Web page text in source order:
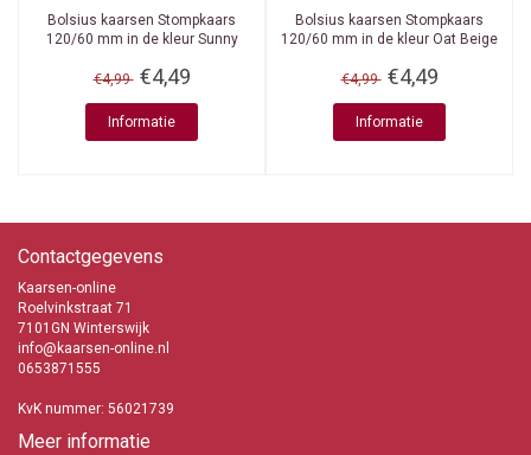
Bolsius kaarsen Stompkaars
120/60 mm in de kleur Sunny
€4,99 €4,49
Informatie
Bolsius kaarsen Stompkaars
120/60 mm in de kleur Oat Beige
€4,99 €4,49
Informatie
Contactgegevens
Kaarsen-online
Roelvinkstraat 71
7101GN Winterswijk
info@kaarsen-online.nl
0653871555
KvK nummer: 56021739
Meer informatie